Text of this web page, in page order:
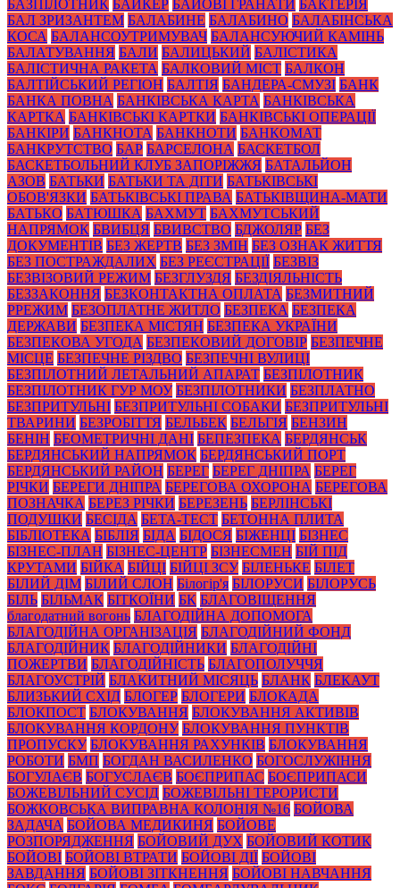
БАЗПІЛОТНИК БАЙКЕР БАЙОВІ ГРАНАТИ БАКТЕРІЯ
БАЛ ЗРИЗАНТЕМ БАЛАБИНЕ БАЛАБИНО БАЛАБІНСЬКА
КОСА БАЛАНСОУТРИМУВАЧ БАЛАНСУЮЧИЙ КАМІНЬ
БАЛАТУВАННЯ БАЛИ БАЛИЦЬКИЙ БАЛІСТИКА
БАЛІСТИЧНА РАКЕТА БАЛКОВИЙ МІСТ БАЛКОН
БАЛТІЙСЬКИЙ РЕГІОН БАЛТІЯ БАНДЕРА-СМУЗІ БАНК
БАНКА ПОВНА БАНКІВСЬКА КАРТА БАНКІВСЬКА
КАРТКА БАНКІВСЬКІ КАРТКИ БАНКІВСЬКІ ОПЕРАЦІЇ
БАНКІРИ БАНКНОТА БАНКНОТИ БАНКОМАТ
БАНКРУТСТВО БАР БАРСЕЛОНА БАСКЕТБОЛ
БАСКЕТБОЛЬНИЙ КЛУБ ЗАПОРІЖЖЯ БАТАЛЬЙОН
АЗОВ БАТЬКИ БАТЬКИ ТА ДІТИ БАТЬКІВСЬКІ
ОБОВ'ЯЗКИ БАТЬКІВСЬКІ ПРАВА БАТЬКІВЩИНА-МАТИ
БАТЬКО БАТЮШКА БАХМУТ БАХМУТСЬКИЙ
НАПРЯМОК БВИБЦЯ БВИВСТВО БДЖОЛЯР БЕЗ
ДОКУМЕНТІВ БЕЗ ЖЕРТВ БЕЗ ЗМІН БЕЗ ОЗНАК ЖИТТЯ
БЕЗ ПОСТРАЖДАЛИХ БЕЗ РЕЄСТРАЦІЇ БЕЗВІЗ
БЕЗВІЗОВИЙ РЕЖИМ БЕЗГЛУЗДЯ БЕЗДІЯЛЬНІСТЬ
БЕЗЗАКОННЯ БЕЗКОНТАКТНА ОПЛАТА БЕЗМИТНИЙ
РРЕЖИМ БЕЗОПЛАТНЕ ЖИТЛО БЕЗПЕКА БЕЗПЕКА
ДЕРЖАВИ БЕЗПЕКА МІСТЯН БЕЗПЕКА УКРАЇНИ
БЕЗПЕКОВА УГОДА БЕЗПЕКОВИЙ ДОГОВІР БЕЗПЕЧНЕ
МІСЦЕ БЕЗПЕЧНЕ РІЗДВО БЕЗПЕЧНІ ВУЛИЦІ
БЕЗПІЛОТНИЙ ЛЕТАЛЬНИЙ АПАРАТ БЕЗПІЛОТНИК
БЕЗПІЛОТНИК ГУР МОУ БЕЗПІЛОТНИКИ БЕЗПЛАТНО
БЕЗПРИТУЛЬНІ БЕЗПРИТУЛЬНІ СОБАКИ БЕЗПРИТУЛЬНІ
ТВАРИНИ БЕЗРОБІТТЯ БЕЛЬБЕК БЕЛЬГІЯ БЕНЗИН
БЕНІН БЕОМЕТРИЧНІ ДАНІ БЕПЕЗПЕКА БЕРДЯНСЬК
БЕРДЯНСЬКИЙ НАПРЯМОК БЕРДЯНСЬКИЙ ПОРТ
БЕРДЯНСЬКИЙ РАЙОН БЕРЕГ БЕРЕГ ДНІПРА БЕРЕГ
РІЧКИ БЕРЕГИ ДНІПРА БЕРЕГОВА ОХОРОНА БЕРЕГОВА
ПОЗНАЧКА БЕРЕЗ РІЧКИ БЕРЕЗЕНЬ БЕРЛІНСЬКІ
ПОДУШКИ БЕСІДА БЕТА-ТЕСТ БЕТОННА ПЛИТА
БІБЛІОТЕКА БІБЛІЯ БІДА БІДОСЯ БІЖЕНЦІ БІЗНЕС
БІЗНЕС-ПЛАН БІЗНЕС-ЦЕНТР БІЗНЕСМЕН БІЙ ПІД
КРУТАМИ БІЙКА БІЙЦІ БІЙЦІ ЗСУ БІЛЕНЬКЕ БІЛЕТ
БІЛИЙ ДІМ БІЛИЙ СЛОН Білогір'я БІЛОРУСИ БІЛОРУСЬ
БІЛЬ БІЛЬМАК БІТКОЇНИ БК БЛАГОВІЩЕННЯ
благодатний вогонь БЛАГОДІЙНА ДОПОМОГА
БЛАГОДІЙНА ОРГАНІЗАЦІЯ БЛАГОДІЙНИЙ ФОНД
БЛАГОДІЙНИК БЛАГОДІЙНИКИ БЛАГОДІЙНІ
ПОЖЕРТВИ БЛАГОДІЙНІСТЬ БЛАГОПОЛУЧЧЯ
БЛАГОУСТРІЙ БЛАКИТНИЙ МІСЯЦЬ БЛАНК БЛЕКАУТ
БЛИЗЬКИЙ СХІД БЛОГЕР БЛОГЕРИ БЛОКАДА
БЛОКПОСТ БЛОКУВАННЯ БЛОКУВАННЯ АКТИВІВ
БЛОКУВАННЯ КОРДОНУ БЛОКУВАННЯ ПУНКТІВ
ПРОПУСКУ БЛОКУВАННЯ РАХУНКІВ БЛОКУВАННЯ
РОБОТИ БМП БОГДАН ВАСИЛЕНКО БОГОСЛУЖІННЯ
БОГУЛАЄВ БОГУСЛАЄВ БОЄПРИПАС БОЄПРИПАСИ
БОЖЕВІЛЬНИЙ СУСІД БОЖЕВІЛЬНІ ТЕРОРИСТИ
БОЖКОВСЬКА ВИПРАВНА КОЛОНІЯ №16 БОЙОВА
ЗАДАЧА БОЙОВА МЕДИКИНЯ БОЙОВЕ
РОЗПОРЯДЖЕННЯ БОЙОВИЙ ДУХ БОЙОВИЙ КОТИК
БОЙОВІ БОЙОВІ ВТРАТИ БОЙОВІ ДІЇ БОЙОВІ
ЗАВДАННЯ БОЙОВІ ЗІТКНЕННЯ БОЙОВІ НАВЧАННЯ